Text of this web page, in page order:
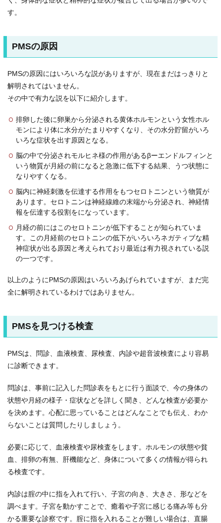
す。
PMSの原因
PMSの原因にはいろいろな説がありますが、現在まだはっきりと
解明されてはいません。
その中で有力な説を以下に紹介します。
排卵した後に卵巣から分泌される黄体ホルモンという女性ホル
モンにより体に水分がたまりやすくなり、その水分貯留がいろ
いろな症状を出す原因となる。
脳の中で分泌されモルヒネ様の作用があるβーエンドルフィンと
いう物質が月経の前になると急激に低下する結果、うつ状態に
なりやすくなる。
脳内に神経刺激を伝達する作用をもつセロトニンという物質が
あります。セロトニンは神経線維の末端から分泌され、神経情
報を伝達する役割をになっています。
月経の前にはこのセロトニンが低下することが知られていま
す。この月経前のセロトニンの低下がいろいろネガティブな精
神症状が出る原因と考えられており最近は有力視されている説
の一つです。
以上のようにPMSの原因はいろいろあげられていますが、まだ完
全に解明されているわけではありません。
PMSを見つける検査
PMSは、問診、血液検査、尿検査、内診や超音波検査により容易
に診断できます。
問診は、事前に記入した問診表をもとに行う面談で、今の身体の
状態や月経の様子・症状などを詳しく聞き、どんな検査が必要か
を決めます。心配に思っていることはどんなことでも伝え、わか
らないことは質問したりしましょう。
必要に応じて、血液検査や尿検査をします。ホルモンの状態や貧
血、排卵の有無、肝機能など、身体について多くの情報が得られ
る検査です。
内診は腟の中に指を入れて行い、子宮の向き、大きさ、形などを
調べます。子宮を動かすことで、癒着や子宮に感じる痛み等も分
かる重要な診察です。腟に指を入れることが難しい場合は、直腸